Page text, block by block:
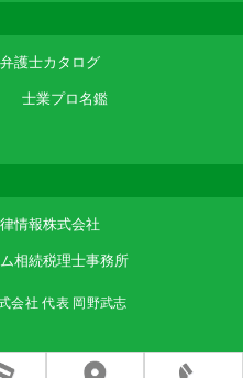
護士カタログ
士業プロ名鑑
情報株式会社
相続税理士事務所
会社 代表 岡野武志